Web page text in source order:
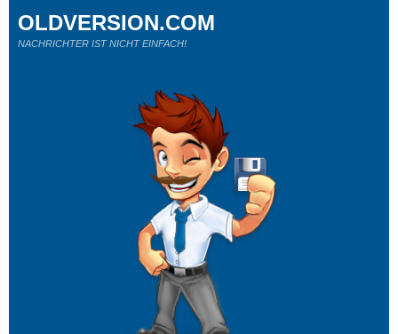
OLDVERSION.COM
NACHRICHTER IST NICHT EINFACH!